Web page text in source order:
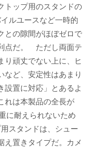
トップ用のスタンドの
ルユースなど一時的
との隙間がほぼゼロで
点だ。 ただし両面テ
り頑丈でない上に、ヒ
など、安定性はあまり
設置に対応」とあるよ
れは本製品の全長が
に耐えられないため
スタンドは、シュー
え置きタイプだ。カメ